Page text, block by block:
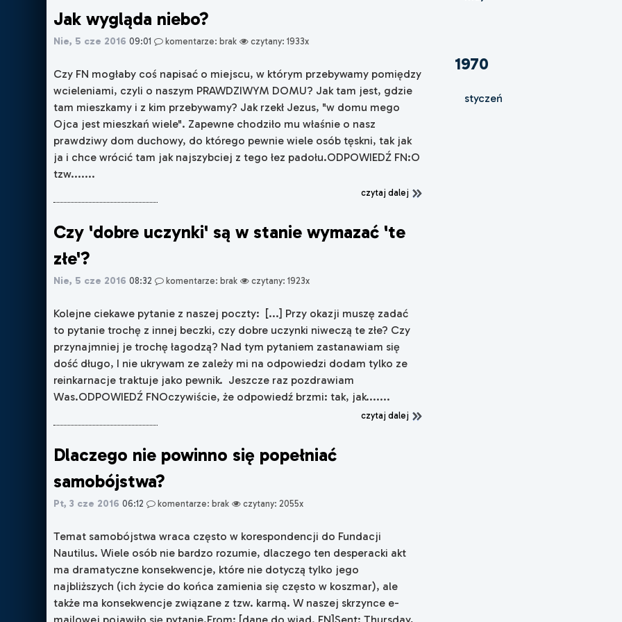
Jak wygląda niebo?
Nie, 5 cze 2016 09:01 komentarze: brak czytany: 1933x
Czy FN mogłaby coś napisać o miejscu, w którym przebywamy pomiędzy
wcieleniami, czyli o naszym PRAWDZIWYM DOMU? Jak tam jest, gdzie
tam mieszkamy i z kim przebywamy? Jak rzekł Jezus, "w domu mego
Ojca jest mieszkań wiele". Zapewne chodziło mu właśnie o nasz
prawdziwy dom duchowy, do którego pewnie wiele osób tęskni, tak jak
ja i chce wrócić tam jak najszybciej z tego łez padołu.ODPOWIEDŹ FN:O
tzw.......
czytaj dalej
Czy 'dobre uczynki' są w stanie wymazać 'te
złe'?
Nie, 5 cze 2016 08:32 komentarze: brak czytany: 1923x
Kolejne ciekawe pytanie z naszej poczty: [...] Przy okazji muszę zadać
to pytanie trochę z innej beczki, czy dobre uczynki niweczą te złe? Czy
przynajmniej je trochę łagodzą? Nad tym pytaniem zastanawiam się
dość długo, I nie ukrywam ze zależy mi na odpowiedzi dodam tylko ze
reinkarnacje traktuje jako pewnik. Jeszcze raz pozdrawiam
Was.ODPOWIEDŹ FNOczywiście, że odpowiedź brzmi: tak, jak.......
czytaj dalej
Dlaczego nie powinno się popełniać
samobójstwa?
Pt, 3 cze 2016 06:12 komentarze: brak czytany: 2055x
Temat samobójstwa wraca często w korespondencji do Fundacji
Nautilus. Wiele osób nie bardzo rozumie, dlaczego ten desperacki akt
ma dramatyczne konsekwencje, które nie dotyczą tylko jego
najbliższych (ich życie do końca zamienia się często w koszmar), ale
także ma konsekwencje związane z tzw. karmą. W naszej skrzynce e-
1970
styczeń